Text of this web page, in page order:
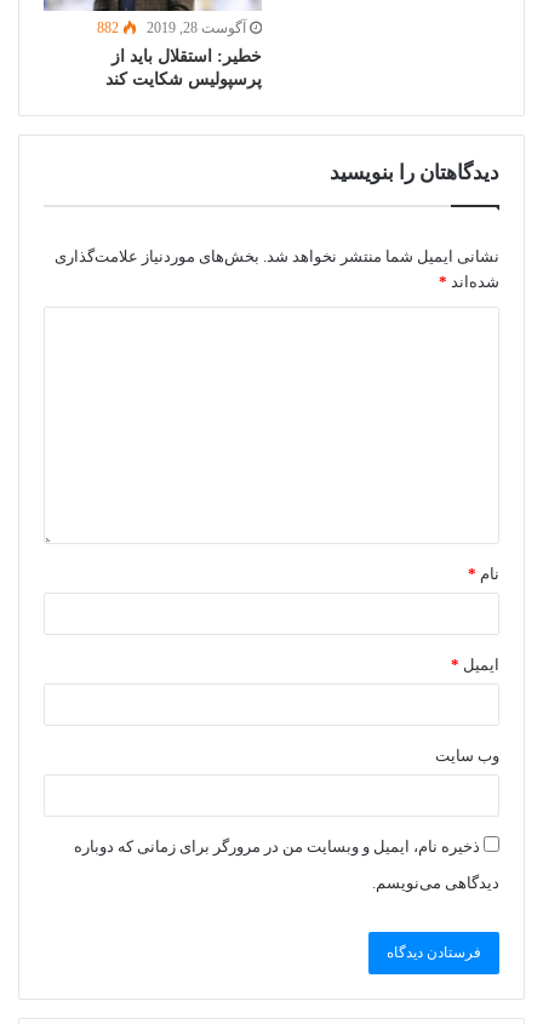
آگوست 28, 2019 882
خطیر: استقلال باید از
پرسپولیس شکایت کند
دیدگاهتان را بنویسید
نشانی ایمیل شما منتشر نخواهد شد. بخش‌های موردنیاز علامت‌گذاری
شده‌اند *
نام *
ایمیل *
وب‌ سایت
ذخیره نام، ایمیل و وبسایت من در مرورگر برای زمانی که دوباره
دیدگاهی می‌نویسم.